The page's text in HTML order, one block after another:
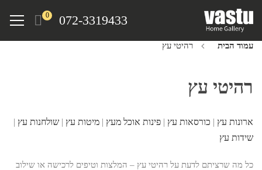
072-3319433
0
Menu
עמוד הבית רהיטי עץ
רהיטי עץ
ארונות עץ | כורסאות עץ | פינות אוכל מעץ | מיטות עץ | שולחנות עץ |
שידות עץ
כל מה שרציתם לדעת על רהיטי עץ – המלצות וטיפים לרכישה או שילוב